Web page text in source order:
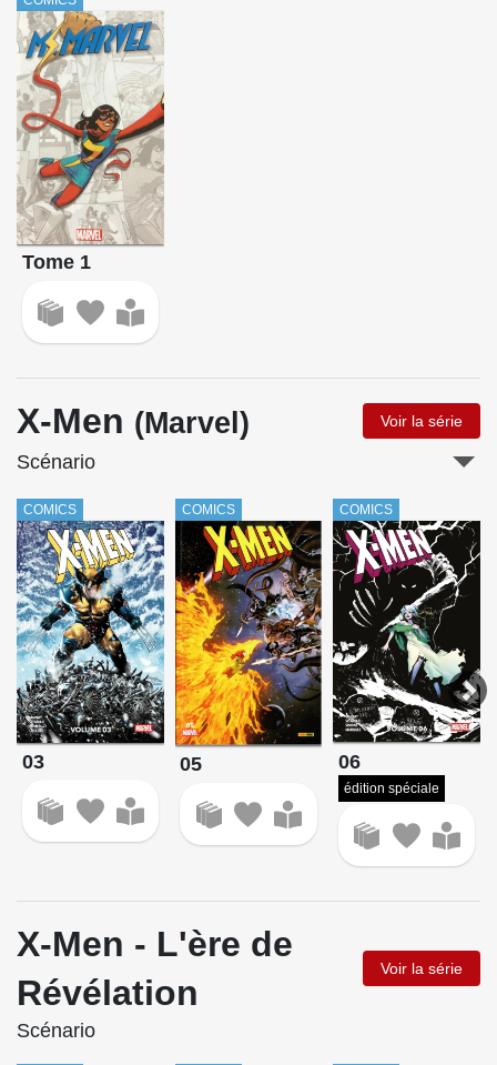
Tome 1
X-Men (Marvel) Voir la série
Scénario
COMICS
03
COMICS
05
COMICS
06
édition spéciale
X-Men - L'ère de
Révélation
Voir la série
Scénario